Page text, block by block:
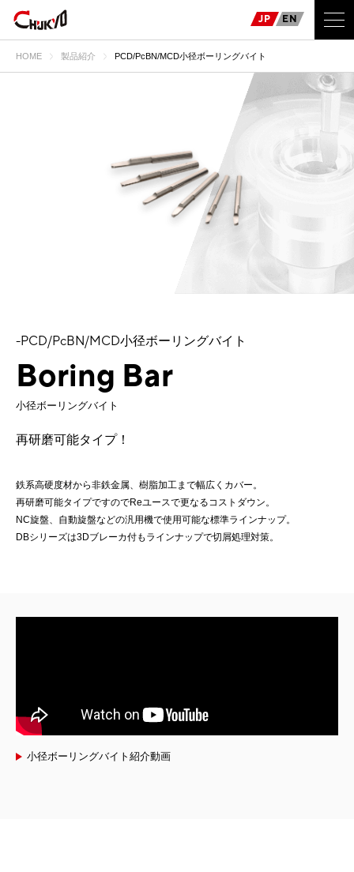
JP EN
HOME 製品紹介 PCD/PcBN/MCD小径ボーリングバイト
-PCD/PcBN/MCD小径ボーリングバイト
Boring Bar
小径ボーリングバイト
再研磨可能タイプ！
鉄系高硬度材から非鉄金属、樹脂加工まで幅広くカバー。
再研磨可能タイプですのでReユースで更なるコストダウン。
NC旋盤、自動旋盤などの汎用機で使用可能な標準ラインナップ。
DBシリーズは3Dブレーカ付もラインナップで切屑処理対策。
小径ボーリングバイト紹介動画